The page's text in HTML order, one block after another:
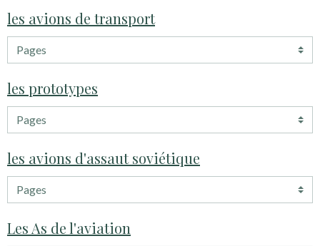
les avions de transport
les prototypes
les avions d'assaut soviétique
Les As de l'aviation